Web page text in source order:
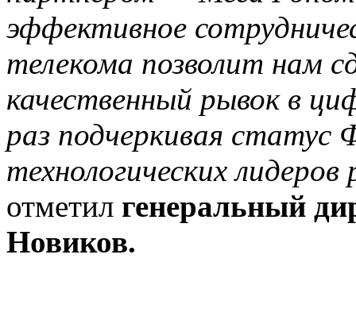
эффективное
телекома позволит нам
качественный рывок в
раз подчеркивая статус
технологических
отметил генеральный
Новиков.